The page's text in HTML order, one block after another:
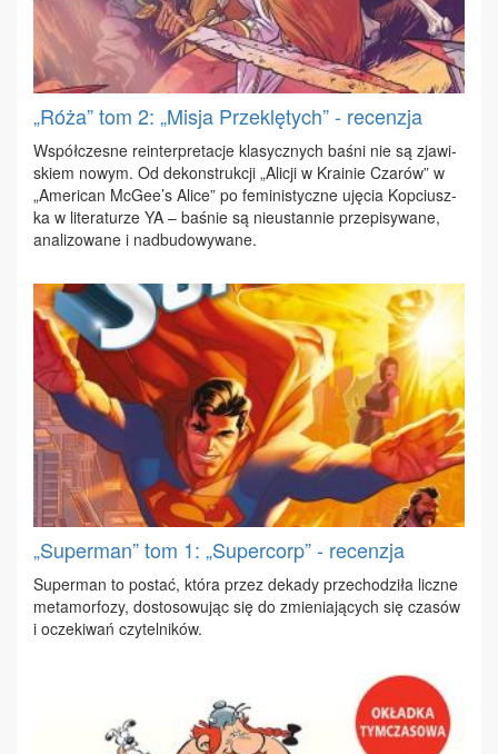
„Róża” tom 2: „Misja Przeklętych” - recenzja
Współ­cze­sne re­in­ter­pre­ta­cje kla­sycz­nych ba­śni nie są zja­wi­
skiem no­wym. Od de­kon­struk­cji „Ali­cji w Kra­inie Cza­rów” w
„Ame­ri­can McGee’s Ali­ce” po fe­mi­ni­stycz­ne uję­cia Kop­ciusz­
ka w li­te­ra­tu­rze YA – ba­śnie są nie­ustan­nie prze­pi­sy­wa­ne,
ana­li­zo­wa­ne i nad­bu­do­wy­wa­ne.
„Superman” tom 1: „Supercorp” - recenzja
Su­per­man to po­stać, któ­ra przez de­ka­dy prze­cho­dzi­ła licz­ne
me­ta­mor­fo­zy, do­sto­so­wu­jąc się do zmie­nia­ją­cych się cza­sów
i ocze­ki­wań czy­tel­ni­ków.